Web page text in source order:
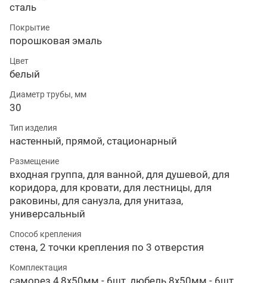
сталь
Покрытие
порошковая эмаль
Цвет
белый
Диаметр трубы, мм
30
Тип изделия
настенный, прямой, стационарный
Размещение
входная группа, для ванной, для душевой, для
коридора, для кровати, для лестницы, для
раковины, для санузла, для унитаза,
универсальный
Способ крепления
стена, 2 точки крепления по 3 отверстия
Комплектация
саморез 4,8х50мм - 6шт, дюбель 8х50мм - 6шт